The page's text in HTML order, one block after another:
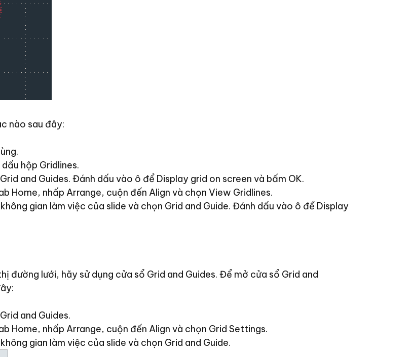
nào sau đây:
hộp Gridlines.
and Guides. Đánh dấu vào ô để Display grid on screen và bấm OK.
Home, nhấp Arrange, cuộn đến Align và chọn View Gridlines.
gian làm việc của slide và chọn Grid and Guide. Đánh dấu vào ô để Display
lưới, hãy sử dụng cửa sổ Grid and Guides. Để mở cửa sổ Grid and
and Guides.
Home, nhấp Arrange, cuộn đến Align và chọn Grid Settings.
gian làm việc của slide và chọn Grid and Guide.